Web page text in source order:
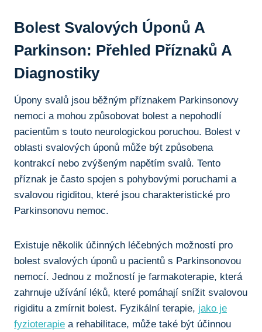
Bolest Svalových Úponů‌ A
Parkinson: Přehled Příznaků A⁢
Diagnostiky
Úpony ⁤svalů jsou běžným příznakem Parkinsonovy
nemoci⁣ a mohou způsobovat⁣ bolest a nepohodlí
pacientům s touto ⁢neurologickou poruchou. Bolest v
oblasti svalových úponů může být ⁤způsobena
kontrakcí ⁢nebo ​zvýšeným napětím svalů. Tento
příznak je ‌často spojen‌ s​ pohybovými poruchami​ a‍
svalovou rigiditou, které jsou charakteristické pro
Parkinsonovu nemoc.
Existuje několik účinných léčebných možností pro
bolest svalových úponů u ​pacientů s Parkinsonovou
nemocí. Jednou z možností je farmakoterapie, ⁣která
zahrnuje užívání léků, které pomáhají snížit⁤ svalovou
rigiditu a zmírnit bolest. Fyzikální terapie, jako je
fyzioterapie ‍a rehabilitace, může​ také​ být účinnou